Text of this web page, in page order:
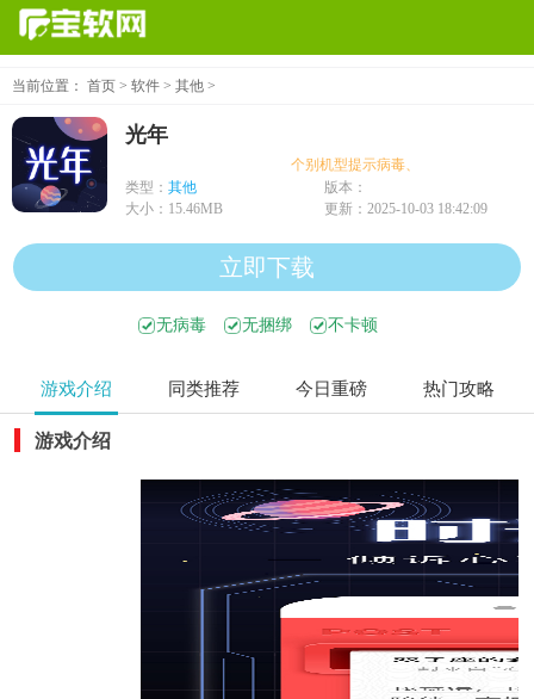
当前位置： 首页 > 软件 > 其他 >
光年
个别机型提示病毒、木马、危险，均为
类型： 其他
版本：
大小： 15.46MB 更新： 2025-10-03 18:42:09
立即下载
无病毒 无捆绑 不卡顿
游戏介绍 同类推荐 今日重磅 热门攻略
游戏介绍